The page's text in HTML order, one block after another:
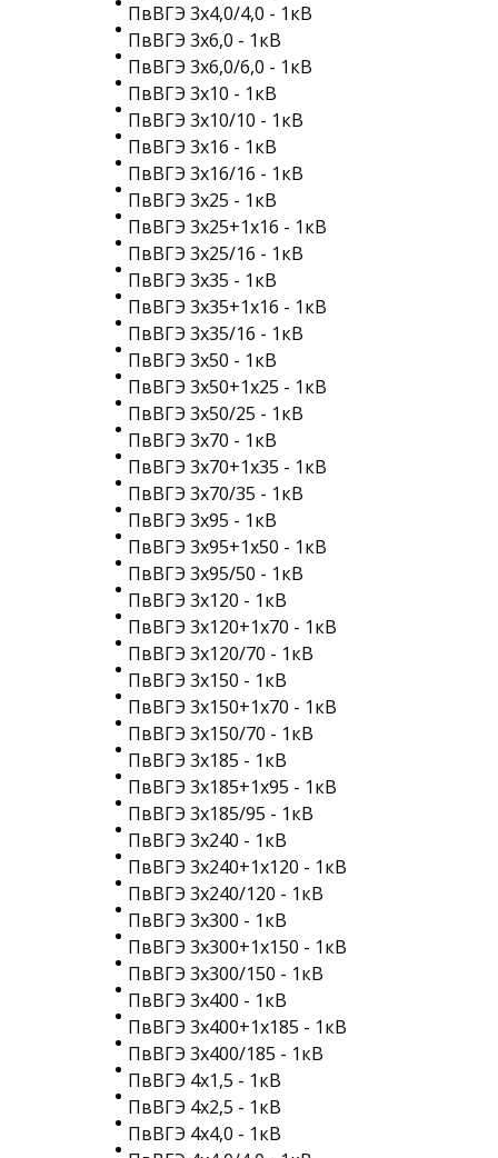
ПвВГЭ 3х4,0/4,0 - 1кВ
ПвВГЭ 3х6,0 - 1кВ
ПвВГЭ 3х6,0/6,0 - 1кВ
ПвВГЭ 3х10 - 1кВ
ПвВГЭ 3х10/10 - 1кВ
ПвВГЭ 3х16 - 1кВ
ПвВГЭ 3х16/16 - 1кВ
ПвВГЭ 3х25 - 1кВ
ПвВГЭ 3х25+1х16 - 1кВ
ПвВГЭ 3х25/16 - 1кВ
ПвВГЭ 3х35 - 1кВ
ПвВГЭ 3х35+1х16 - 1кВ
ПвВГЭ 3х35/16 - 1кВ
ПвВГЭ 3х50 - 1кВ
ПвВГЭ 3х50+1х25 - 1кВ
ПвВГЭ 3х50/25 - 1кВ
ПвВГЭ 3х70 - 1кВ
ПвВГЭ 3х70+1х35 - 1кВ
ПвВГЭ 3х70/35 - 1кВ
ПвВГЭ 3х95 - 1кВ
ПвВГЭ 3х95+1х50 - 1кВ
ПвВГЭ 3х95/50 - 1кВ
ПвВГЭ 3х120 - 1кВ
ПвВГЭ 3х120+1х70 - 1кВ
ПвВГЭ 3х120/70 - 1кВ
ПвВГЭ 3х150 - 1кВ
ПвВГЭ 3х150+1х70 - 1кВ
ПвВГЭ 3х150/70 - 1кВ
ПвВГЭ 3х185 - 1кВ
ПвВГЭ 3х185+1х95 - 1кВ
ПвВГЭ 3х185/95 - 1кВ
ПвВГЭ 3х240 - 1кВ
ПвВГЭ 3х240+1х120 - 1кВ
ПвВГЭ 3х240/120 - 1кВ
ПвВГЭ 3х300 - 1кВ
ПвВГЭ 3х300+1х150 - 1кВ
ПвВГЭ 3х300/150 - 1кВ
ПвВГЭ 3х400 - 1кВ
ПвВГЭ 3х400+1х185 - 1кВ
ПвВГЭ 3х400/185 - 1кВ
ПвВГЭ 4х1,5 - 1кВ
ПвВГЭ 4х2,5 - 1кВ
ПвВГЭ 4х4,0 - 1кВ